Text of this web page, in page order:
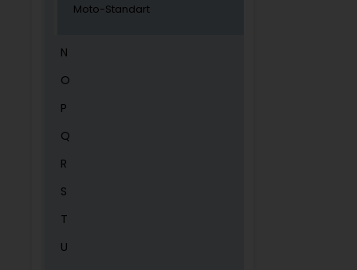
Moto-Standart
N
O
P
Q
R
S
T
U